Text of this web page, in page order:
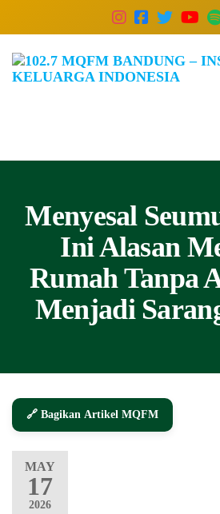
Menyesal
Ini Alasan
Rumah Tanpa
Menjadi
🔗 Bagikan Artikel MQFM
MAY
17
2026